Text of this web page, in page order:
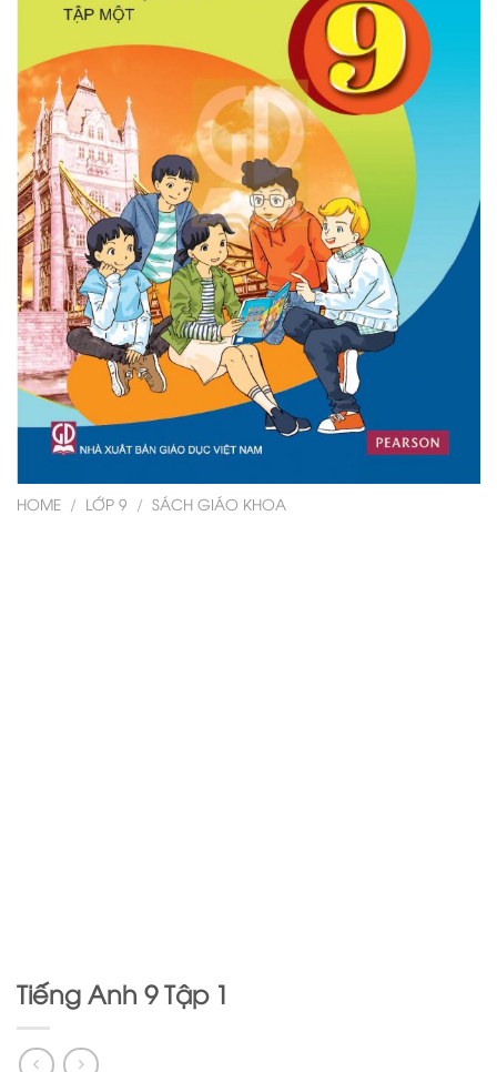
HOME / LỚP 9 / SÁCH GIÁO KHOA
Tiếng Anh 9 Tập 1